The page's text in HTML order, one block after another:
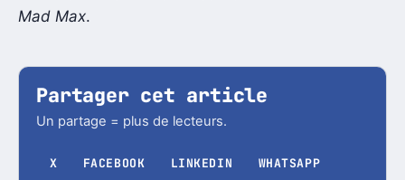
Mad Max.
Partager cet article
Un partage = plus de lecteurs.
X FACEBOOK LINKEDIN WHATSAPP